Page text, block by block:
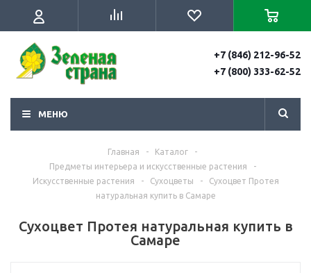
+7 (846) 212-96-52
+7 (800) 333-62-52
МЕНЮ
Главная - Каталог
-
Предметы интерьера и искусственные растения
-
Искусственные растения
- Сухоцветы -
Сухоцвет Протея
натуральная купить в Самаре
Сухоцвет Протея натуральная купить в
Самаре